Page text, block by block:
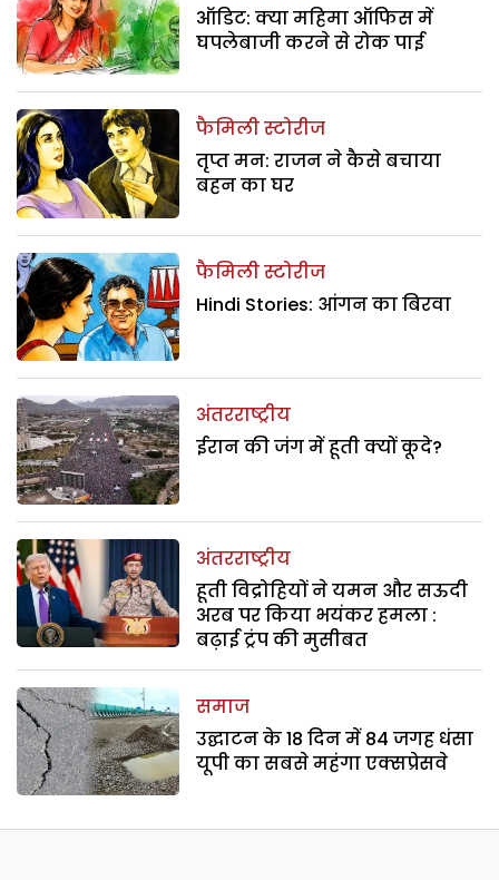
ऑडिट: क्या महिमा ऑफिस में
घपलेबाजी करने से रोक पाई
फैमिली स्टोरीज
तृप्त मन: राजन ने कैसे बचाया
बहन का घर
फैमिली स्टोरीज
Hindi Stories: आंगन का बिरवा
अंतरराष्ट्रीय
ईरान की जंग में हूती क्यों कूदे?
अंतरराष्ट्रीय
हूती विद्रोहियों ने यमन और सऊदी
अरब पर किया भयंकर हमला :
बढ़ाई ट्रंप की मुसीबत
समाज
उद्घाटन के 18 दिन में 84 जगह धंसा
यूपी का सबसे महंगा एक्सप्रेसवे